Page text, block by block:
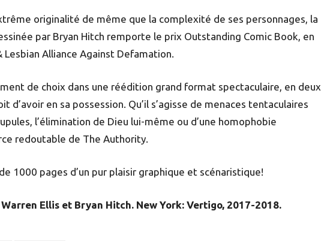
originalité de même que la complexité de ses personnages, la
par Bryan Hitch remporte le prix Outstanding Comic Book, en
Alliance Against Defamation.
de choix dans une réédition grand format spectaculaire, en deux
en sa possession. Qu’il s’agisse de menaces tentaculaires
l’élimination de Dieu lui-même ou d’une homophobie
redoutable de The Authority.
1000 pages d’un pur plaisir graphique et scénaristique!
Ellis et Bryan Hitch. New York: Vertigo, 2017-2018.